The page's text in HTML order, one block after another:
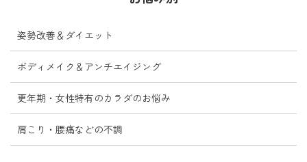
姿勢改善＆ダイエット
ボディメイク＆アンチエイジング
更年期・女性特有のカラダのお悩み
肩こり・腰痛などの不調